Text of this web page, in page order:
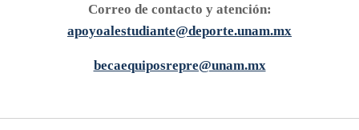
Correo de contacto y atención:
apoyoalestudiante@deporte.unam.mx
becaequiposrepre@unam.mx